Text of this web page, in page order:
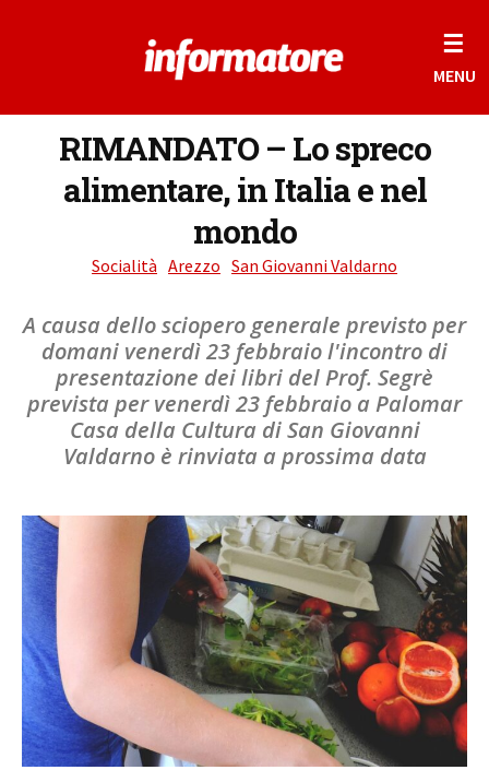
☰
MENU
RIMANDATO – Lo spreco
alimentare, in Italia e nel
mondo
Socialità Arezzo San Giovanni Valdarno
A causa dello sciopero generale previsto per
domani venerdì 23 febbraio l'incontro di
presentazione dei libri del Prof. Segrè
prevista per venerdì 23 febbraio a Palomar
Casa della Cultura di San Giovanni
Valdarno è rinviata a prossima data